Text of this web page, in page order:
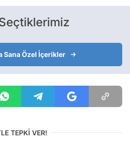
Sana Özel İçerikler
TEPKİ VER!